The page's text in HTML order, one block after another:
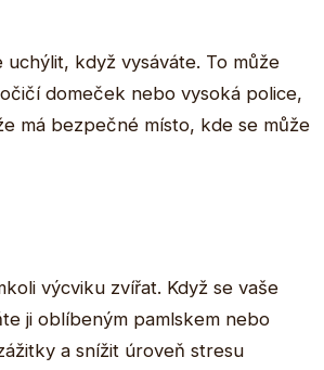
když vysáváte. To může
domeček nebo vysoká police,
má bezpečné místo, kde se může
výcviku zvířat. Když se vaše
ji oblíbeným pamlskem nebo
a snížit úroveň stresu